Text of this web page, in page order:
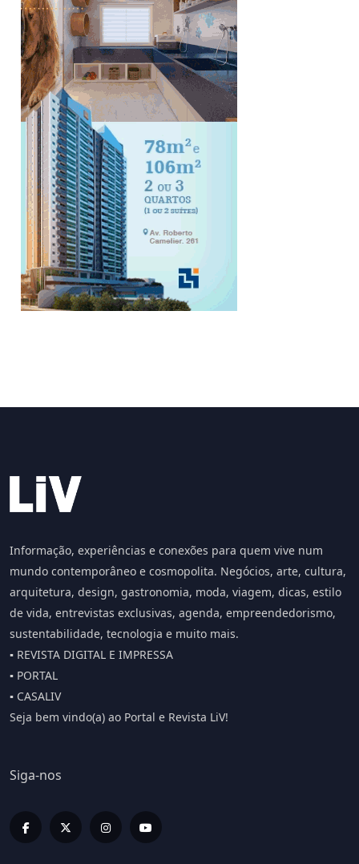
Informação, experiências e conexões para quem vive num
mundo contemporâneo e cosmopolita. Negócios, arte, cultura,
arquitetura, design, gastronomia, moda, viagem, dicas, estilo
de vida, entrevistas exclusivas, agenda, empreendedorismo,
sustentabilidade, tecnologia e muito mais.
▪️ REVISTA DIGITAL E IMPRESSA
▪️ PORTAL
▪️ CASALIV
Seja bem vindo(a) ao Portal e Revista LiV!
Siga-nos